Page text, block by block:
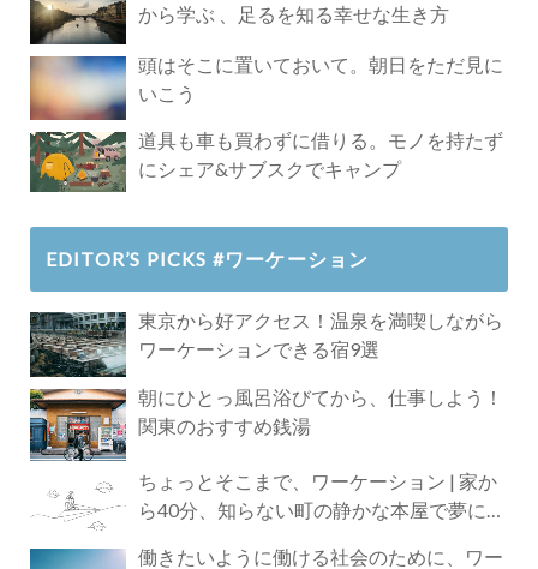
から学ぶ 、足るを知る幸せな生き方
頭はそこに置いておいて。朝日をただ見に
いこう
道具も車も買わずに借りる。モノを持たず
にシェア&サブスクでキャンプ
EDITOR’S PICKS #ワーケーション
東京から好アクセス！温泉を満喫しながら
ワーケーションできる宿9選
朝にひとっ風呂浴びてから、仕事しよう！
関東のおすすめ銭湯
ちょっとそこまで、ワーケーション | 家か
ら40分、知らない町の静かな本屋で夢に近
働きたいように働ける社会のために、ワー